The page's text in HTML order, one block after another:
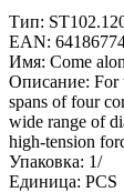
Тип:
EAN:
Имя: Come
Описание: For
spans of four
wide range of
high-tension
Упаковка: 1/
Единица: PCS